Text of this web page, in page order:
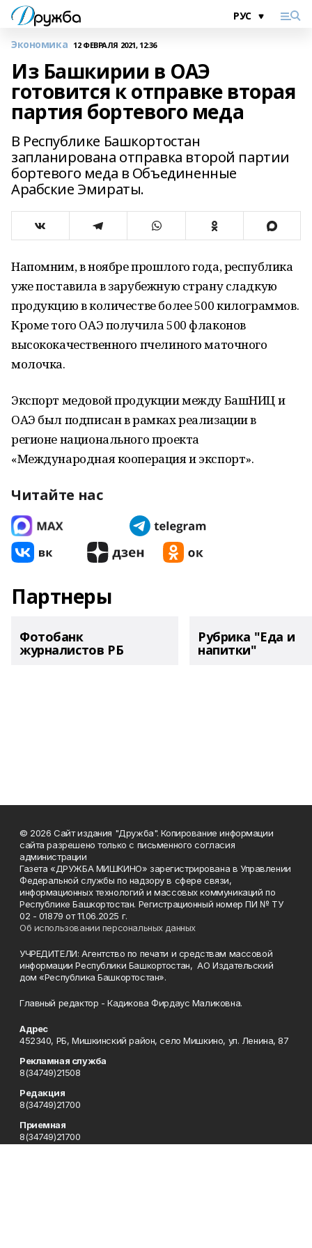
Экономика 12 ФЕВРАЛЯ 2021, 12:36
Из Башкирии в ОАЭ
готовится к отправке вторая
партия бортевого меда
В Республике Башкортостан
запланирована отправка второй партии
бортевого меда в Объединенные
Арабские Эмираты.
Напомним, в ноябре прошлого года, республика
уже поставила в зарубежную страну сладкую
продукцию в количестве более 500 килограммов.
Кроме того ОАЭ получила 500 флаконов
высококачественного пчелиного маточного
молочка.
Экспорт медовой продукции между БашНИЦ и
ОАЭ был подписан в рамках реализации в
регионе национального проекта
«Международная кооперация и экспорт».
Читайте нас
Партнеры
Фотобанк
журналистов РБ
Рубрика "Еда и
напитки"
© 2026 Сайт издания "Дружба". Копирование информации
сайта разрешено только с письменного согласия
администрации
Газета «ДРУЖБА МИШКИНО» зарегистрирована в Управлении
Федеральной службы по надзору в сфере связи,
информационных технологий и массовых коммуникаций по
Республике Башкортостан. Регистрационный номер ПИ № ТУ
02 - 01879 от 11.06.2025 г.
Об использовании персональных данных
УЧРЕДИТЕЛИ: Агентство по печати и средствам массовой
информации Республики Башкортостан, АО Издательский
дом «Республика Башкортостан».
Главный редактор - Кадикова Фирдаус Маликовна.
Адрес
452340, РБ, Мишкинский район, село Мишкино, ул. Ленина, 87
Рекламная служба
8(34749)21508
Редакция
8(34749)21700
Приемная
8(34749)21700